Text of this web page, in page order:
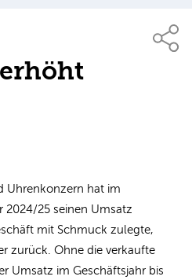
Uhrenkonzern hat im
2024/25 seinen Umsatz
mit Schmuck zulegte,
zurück. Ohne die verkaufte
Umsatz im Geschäftsjahr bis